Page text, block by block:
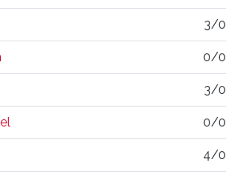
3/0
0/0
3/0
0/0
4/0